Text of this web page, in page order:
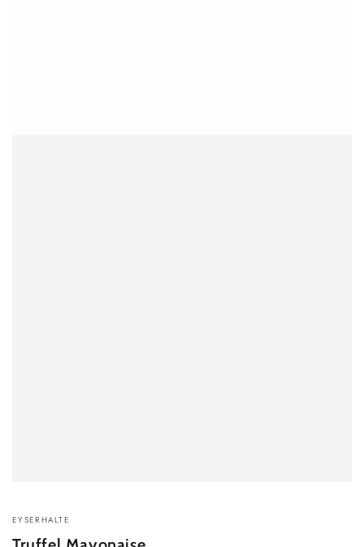
EYSERHALTE